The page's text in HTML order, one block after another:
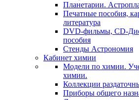
Планетарии.
Печатные пособия,
литература
DVD-фильмы, CD-
пособия
Стенды Астрономия
Кабинет химии
Модели по химии.
химии.
Коллекции
Приборы общего